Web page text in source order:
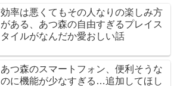
効率は悪くてもその人なりの楽しみ方
がある、あつ森の自由すぎるプレイス
タイルがなんだか愛おしい話
あつ森のスマートフォン、便利そうな
のに機能が少なすぎる…追加してほし